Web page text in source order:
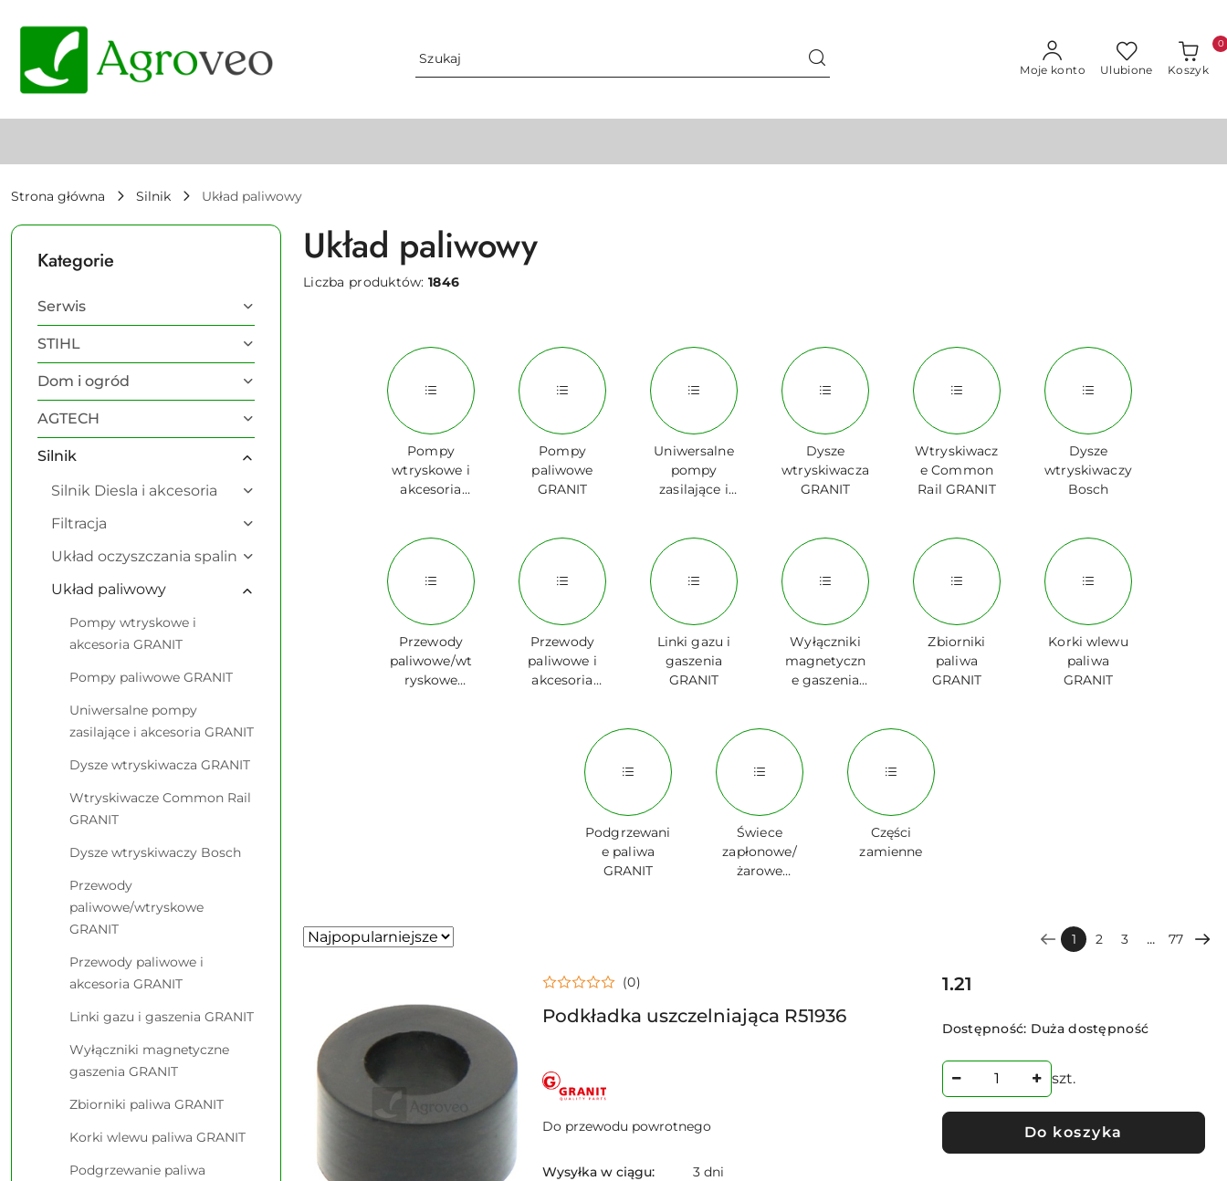
Moje konto Ulubione Koszyk
0
Strona główna Silnik Układ paliwowy
Kategorie
Serwis
STIHL
Dom i ogród
AGTECH
Silnik
Silnik Diesla i akcesoria
Filtracja
Układ oczyszczania spalin
Układ paliwowy
Pompy wtryskowe i
akcesoria GRANIT
Pompy paliwowe GRANIT
Uniwersalne pompy
zasilające i akcesoria GRANIT
Dysze wtryskiwacza GRANIT
Wtryskiwacze Common Rail
GRANIT
Dysze wtryskiwaczy Bosch
Przewody
paliwowe/wtryskowe
GRANIT
Przewody paliwowe i
akcesoria GRANIT
Linki gazu i gaszenia GRANIT
Wyłączniki magnetyczne
gaszenia GRANIT
Zbiorniki paliwa GRANIT
Korki wlewu paliwa GRANIT
Podgrzewanie paliwa
Układ paliwowy
Liczba produktów:1846
Pompy
wtryskowe i
akcesoria
Pompy
paliwowe
GRANIT
Uniwersalne
pompy
zasilające i
Dysze
wtryskiwacza
GRANIT
Wtryskiwacz
e Common
Rail GRANIT
Dysze
wtryskiwaczy
Bosch
Przewody
paliwowe/wt
ryskowe
Przewody
paliwowe i
akcesoria
Linki gazu i
gaszenia
GRANIT
Wyłączniki
magnetyczn
e gaszenia
Zbiorniki
paliwa
GRANIT
Korki wlewu
paliwa
GRANIT
Podgrzewani
e paliwa
GRANIT
Świece
zapłonowe/
żarowe
Części
zamienne
Zastosowano
Sortuj
1 2 3 ... 77
Podkładka uszczelniająca R51936
(0)
NAZWA
PRODUCENTA:
GRANIT
Do przewodu powrotnego
Wysyłka w ciągu: 3 dni
Cena:
1.21
Dostępność: Duża dostępność
szt.
Do koszyka